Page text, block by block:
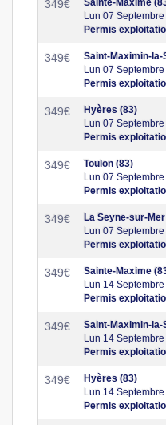
349€
Lun 07
Permis
349€
Saint-Maximin-la-
Lun 07
Permis
349€
Hyères (83)
Lun 07
Permis
349€
Toulon (83)
Lun 07
Permis
349€
La Seyne-sur-
Lun 07
Permis
349€
Sainte-Maxime
Lun 14
Permis
349€
Saint-Maximin-la-
Lun 14
Permis
349€
Hyères (83)
Lun 14
Permis